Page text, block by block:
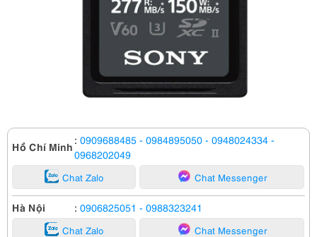
Hồ Chí Minh : 0909688485 - 0984895050 - 0948024334 -
0968202049
Chat Zalo Chat Messenger
Hà Nội : 0906825051 - 0988323241
Chat Zalo Chat Messenger